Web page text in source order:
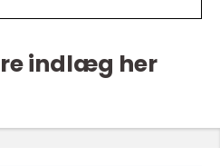
indlæg her